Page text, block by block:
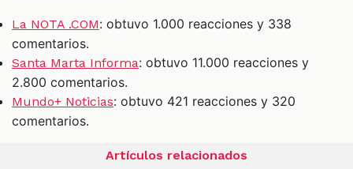
La NOTA .COM: obtuvo 1.000 reacciones y 338
comentarios.
Santa Marta Informa: obtuvo 11.000 reacciones y
2.800 comentarios.
Mundo+ Noticias: obtuvo 421 reacciones y 320
comentarios.
Artículos relacionados